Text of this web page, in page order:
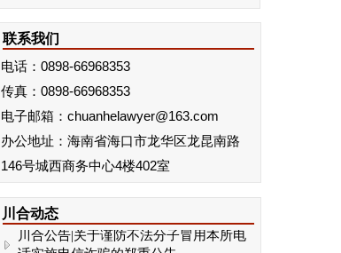
联系我们
电话：0898-66968353
传真： 0898-66968353
电子邮箱：chuanhelawyer@163.com
办公地址：海南省海口市龙华区龙昆南路
146号城西商务中心4楼402室
川合动态
川合动态 | 我所黄星豪律师赴北京人民大
学法学院参加海南省律师协会2026年第一
川合公告|关于谨防不法分子冒用本所电
话实施电信诈骗的郑重公告